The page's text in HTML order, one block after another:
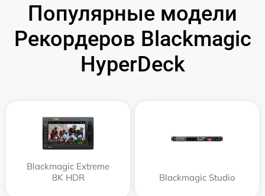
Популярные модели
Рекордеров Blackmagic
HyperDeck
Blackmagic Extreme
8K HDR
Blackmagic Studio